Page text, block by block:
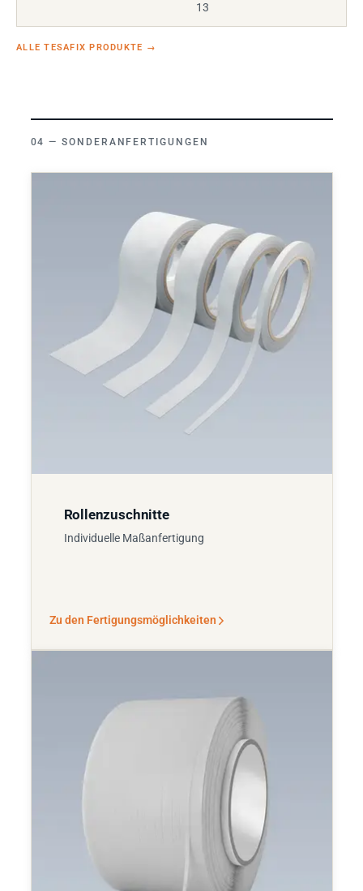
13
ALLE TESAFIX PRODUKTE →
SONDERANFERTIGUNGEN
Rollenzuschnitte
Individuelle Maßanfertigung
Zu den Fertigungsmöglichkeiten